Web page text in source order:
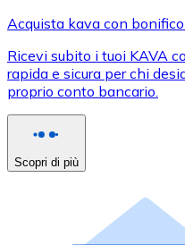
Acquista kava con
Ricevi subito i tuoi KAVA
rapida e sicura per chi
proprio conto bancario.
Scopri di più